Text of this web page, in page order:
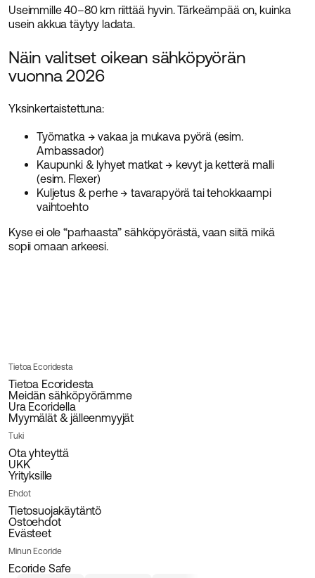
Useimmille 40–80 km riittää hyvin. Tärkeämpää on, kuinka
usein akkua täytyy ladata.
Näin valitset oikean sähköpyörän
vuonna 2026
Yksinkertaistettuna:
Työmatka → vakaa ja mukava pyörä (esim.
Ambassador)
Kaupunki & lyhyet matkat → kevyt ja ketterä malli
(esim. Flexer)
Kuljetus & perhe → tavarapyörä tai tehokkaampi
vaihtoehto
Kyse ei ole “parhaasta” sähköpyörästä, vaan siitä mikä
sopii omaan arkeesi.
Tietoa Ecoridesta
Tietoa Ecoridesta
Meidän sähköpyörämme
Ura Ecoridella
Myymälät & jälleenmyyjät
Tuki
Ota yhteyttä
UKK
Yrityksille
Ehdot
Tietosuojakäytäntö
Ostoehdot
Evästeet
Minun Ecoride
Ecoride Safe